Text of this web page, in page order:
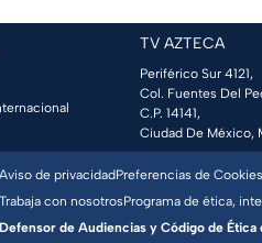
TV AZTECA
Periférico Sur 4121,
Col. Fuentes Del
C.P. 14141,
Ciudad De México,
Aviso de privacidadPreferencias de Cookies
Trabaja con nosotrosPrograma de ética,
Defensor de Audiencias y Código de